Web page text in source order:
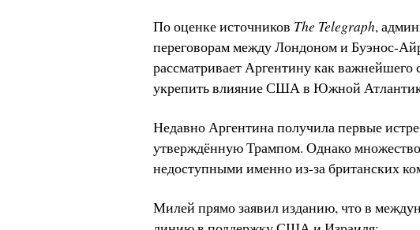
По оценке источников The Telegraph,
переговорам между Лондоном и Буэнос-
рассматривает Аргентину как
укрепить влияние США в Южной
Недавно Аргентина получила первые
утверждённую Трампом. Однако
недоступными именно из-за британских
Милей прямо заявил изданию, что в